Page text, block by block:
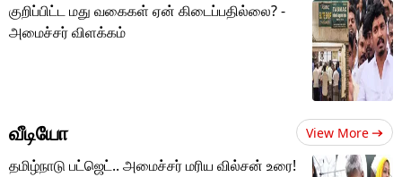
குறிப்பிட்ட மது வகைகள் ஏன் கிடைப்பதில்லை? -
அமைச்சர் விளக்கம்
வீடியோ View More
தமிழ்நாடு பட்ஜெட்.. அமைச்சர் மரிய வில்சன் உரை!